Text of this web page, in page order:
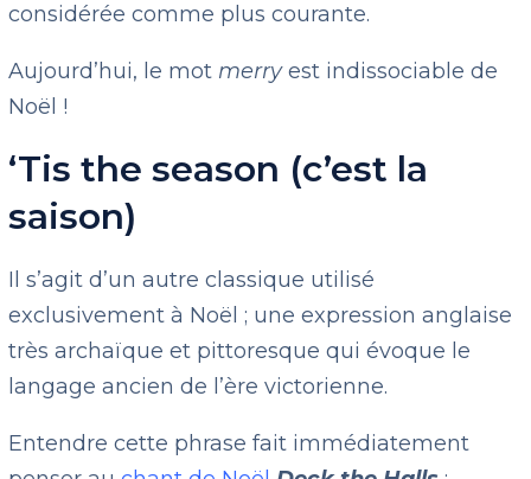
considérée comme plus courante.
Aujourd’hui, le mot merryest indissociable de
Noël !
‘Tis the season (c’est la
saison)
Il s’agit d’un autre classique utilisé
exclusivement à Noël ; une expression anglaise
très archaïque et pittoresque qui évoque le
langage ancien de l’ère victorienne.
Entendre cette phrase fait immédiatement